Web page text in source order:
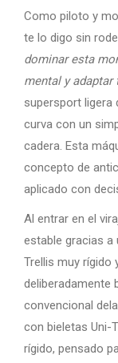
Como piloto y
te lo digo sin
dominar esta
mental y
supersport ligera
curva con un
cadera. Esta
concepto de
aplicado con
Al entrar en el
estable gracias a
Trellis muy rígido
deliberadamente
convencional
con bieletas Uni-
rígido, pensado